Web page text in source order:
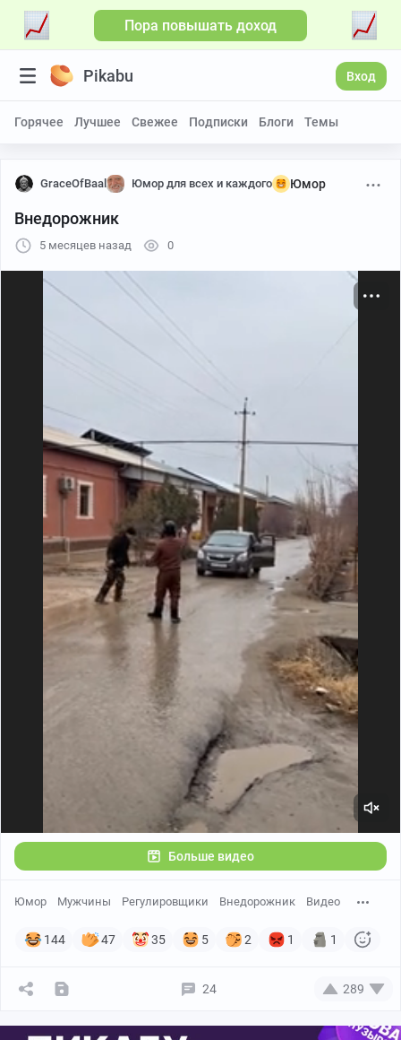
Пора повышать доход
Pikabu Вход
Горячее Лучшее Свежее Подписки Блоги Темы
GraceOfBaal Юмор для всех и каждого Юмор
Внедорожник
5 месяцев назад 0
Больше видео
Юмор Мужчины Регулировщики Внедорожник Видео
144 47 35 5 2 1 1
24 289
Больше видео